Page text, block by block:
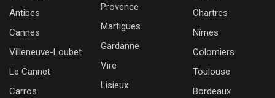
Antibes
Cannes
Villeneuve-Loubet
Le Cannet
Carros
Provence
Martigues
Gardanne
Vire
Lisieux
Chartres
Nîmes
Colomiers
Toulouse
Bordeaux